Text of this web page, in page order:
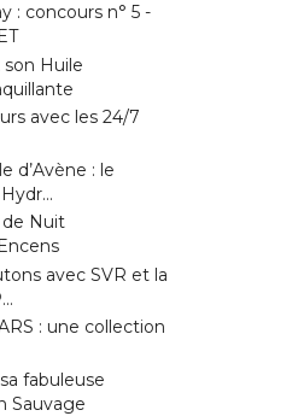
: concours n° 5 -
son Huile
avec les 24/7
d’Avène : le
de Nuit
avec SVR et la
: une collection
fabuleuse
Sauvage